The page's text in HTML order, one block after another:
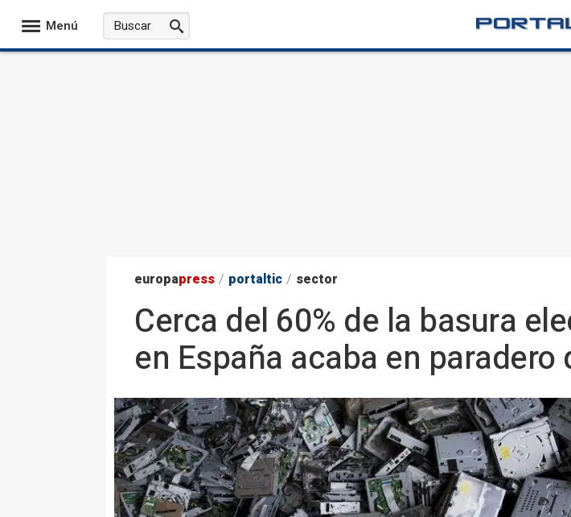
Menú
europapress / portaltic / sector
Cerca del 60% de la basura
en España acaba en